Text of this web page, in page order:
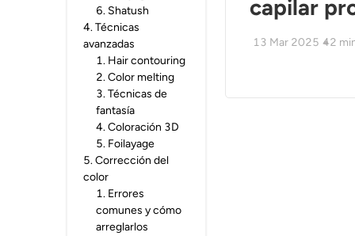
6. Shatush
4.Técnicas
avanzadas
1. Hair contouring
2.Color melting
3.Técnicas de
fantasía
4.Coloración 3D
5. Foilayage
5.Corrección del
color
1. Errores
comunes y cómo
arreglarlos
capilar
13 Mar 2025 42